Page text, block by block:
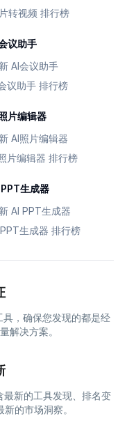
转视频 排行榜
议助手
AI会议助手
议助手 排行榜
片编辑器
AI照片编辑器
片编辑器 排行榜
生成器
AI PPT生成器
生成器 排行榜
，确保您发现的都是经
解决方案。
最新的工具发现、排名变
的市场洞察。